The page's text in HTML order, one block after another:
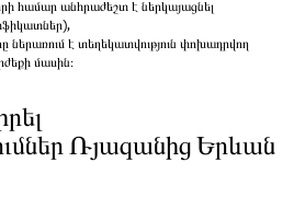
համար անհրաժեշտ է ներկայացնել
է տեղեկատվություն փոխադրվող
մասին։
Ռյազանից Երևան